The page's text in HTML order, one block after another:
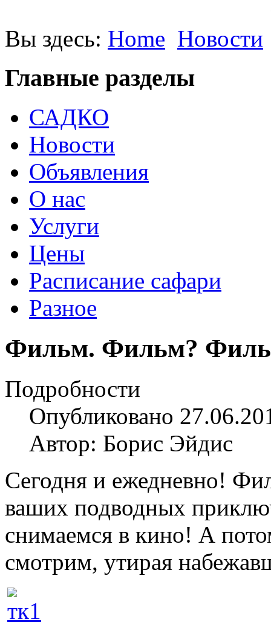
Вы здесь: Home Новости
Главные разделы
САДКО
Новости
Объявления
О нас
Услуги
Цены
Расписание сафари
Разное
Фильм. Фильм?
Подробности
Опубликовано
Автор: Борис Эйдис
Сегодня и ежедневно!
ваших подводных
снимаемся в кино! А
смотрим, утирая